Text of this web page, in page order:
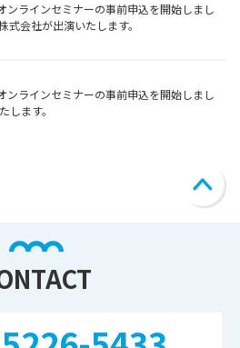
ンラインセミナーの事前申込を開始しまし
式会社が出演いたします。
ンラインセミナーの事前申込を開始しまし
します。